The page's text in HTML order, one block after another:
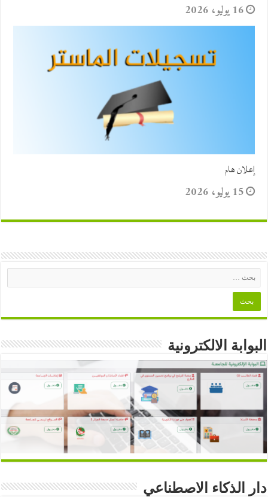
16 يوليو، 2026
إعلان هام
15 يوليو، 2026
البوابة الالكترونية
دار الذكاء الاصطناعي